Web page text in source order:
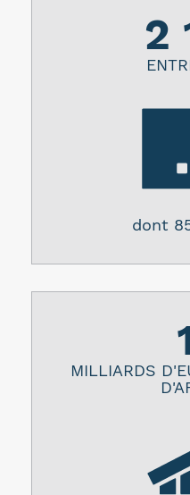
2
dont
MILLIARDS